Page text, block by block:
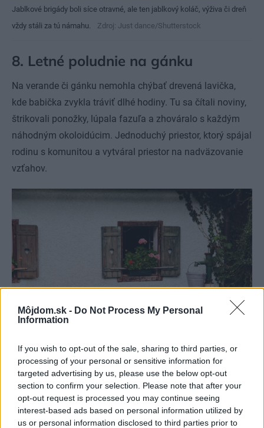
Môjdom.sk - Do Not Process My Personal
Information
If you wish to opt-out of the sale, sharing to third parties, or
processing of your personal or sensitive information for
targeted advertising by us, please use the below opt-out
section to confirm your selection. Please note that after your
opt-out request is processed you may continue seeing
interest-based ads based on personal information utilized by
us or personal information disclosed to third parties prior to
Jablkové brigády boli síce otravné, ale ten jablkový koláč, výživa či dreň
vždy stáli za tú námahu.
Zdroj: Just dance/Shutterstock
8. Letné poludnie na gánku
Na verande či gánku nemohla chýbať drevená lavička,
kde babička zvykla tráviť dlhé hodiny. Tu sa čítali noviny,
štrikovali ponožky, lúpala fazuľa a zhováralo s každým
náhodným okoloidúcim. Jednoduchý priestor, ktorý spájal
rodinu s komunitou a vytváral priestor na nadväzovanie
vzťahov.
Na jednoduchej lavičke pred domom sedávali mnohé babičky každý deň.
Porozprávali sa so susedmi, nalúpali fazuľu a užívali si čerstvý vzduch.
Zdroj: iStock